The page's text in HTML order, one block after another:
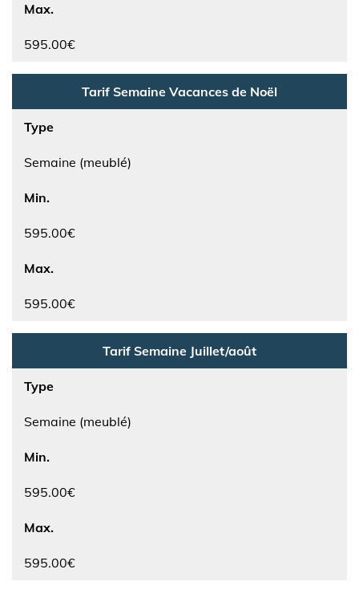
Max.
595.00€
Tarif Semaine Vacances de Noël
Type
Semaine (meublé)
Min.
595.00€
Max.
595.00€
Tarif Semaine Juillet/août
Type
Semaine (meublé)
Min.
595.00€
Max.
595.00€